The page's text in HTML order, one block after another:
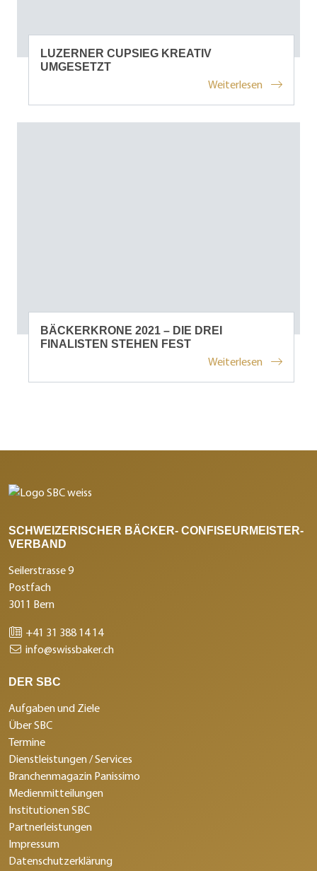
LUZERNER CUPSIEG KREATIV
UMGESETZT
Weiterlesen
BÄCKERKRONE 2021 – DIE DREI
FINALISTEN STEHEN FEST
Weiterlesen
SCHWEIZERISCHER BÄCKER- CONFISEURMEISTER-
VERBAND
Seilerstrasse 9
Postfach
3011 Bern
+41 31 388 14 14
info@swissbaker.ch
DER SBC
Aufgaben und Ziele
Über SBC
Termine
Dienstleistungen / Services
Branchenmagazin Panissimo
Medienmitteilungen
Institutionen SBC
Partnerleistungen
Impressum
Datenschutzerklärung